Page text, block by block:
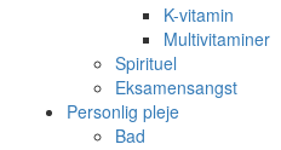
K-vitamin
Multivitaminer
Spirituel
Eksamensangst
Personlig pleje
Bad